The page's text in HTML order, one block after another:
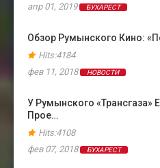
апр 01, 2019
БУХАРЕСТ
Обзор Румынского Кино:
Hits:4184
фев 11, 2018
НОВОСТИ
У Румынского «Трансгаза»
Прое…
Hits:4108
фев 07, 2018
БУХАРЕСТ